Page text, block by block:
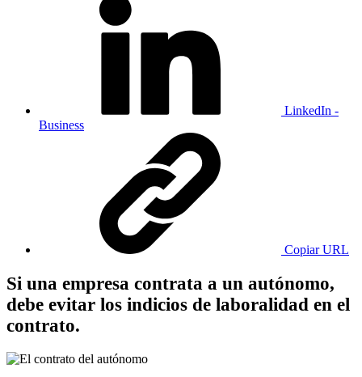
LinkedIn -
Business
Copiar URL
Si una empresa contrata a un autónomo,
debe evitar los indicios de laboralidad en el
contrato.